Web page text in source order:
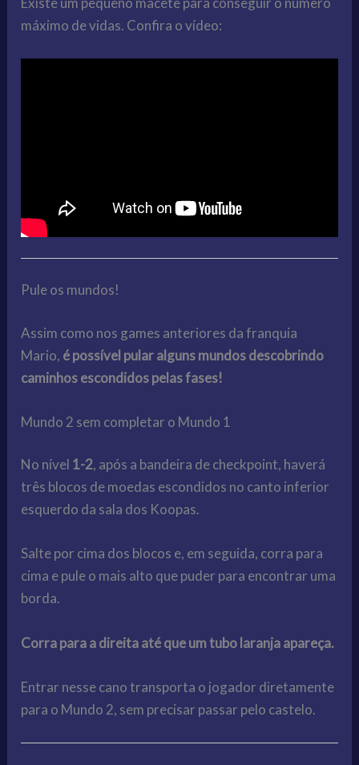
máximo de vidas. Confira o vídeo:
Pule os mundos!
Assim como nos games anteriores da franquia
Mario, é possível pular alguns mundos descobrindo
caminhos escondidos pelas fases!
Mundo 2 sem completar o Mundo 1
No nível 1-2, após a bandeira de checkpoint, haverá
três blocos de moedas escondidos no canto inferior
esquerdo da sala dos Koopas.
Salte por cima dos blocos e, em seguida, corra para
cima e pule o mais alto que puder para encontrar uma
borda.
Corra para a direita até que um tubo laranja apareça.
Entrar nesse cano transporta o jogador diretamente
para o Mundo 2, sem precisar passar pelo castelo.